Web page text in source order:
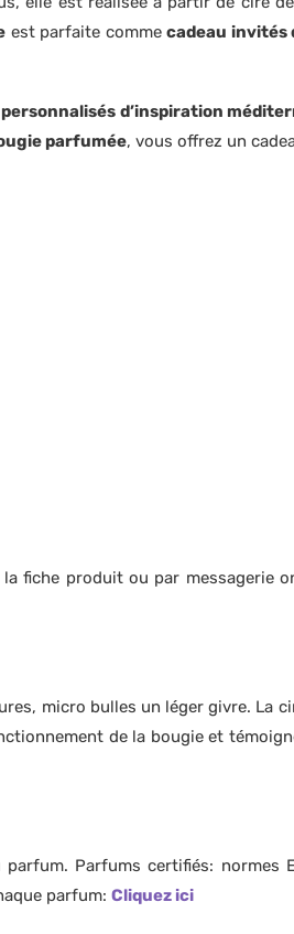
est parfaite commecadeau invités
d’inspiration
parfumée, vous offrez un
fiche produit ou par messagerie
micro bulles un léger givre. La
de la bougie et
Parfums certifiés: normes
parfum: Cliquez ici